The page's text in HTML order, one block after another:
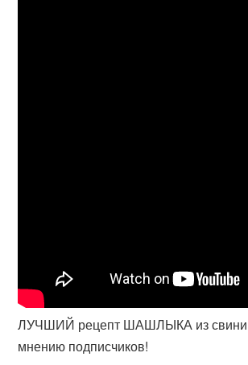
ЛУЧШИЙ рецепт ШАШЛЫКА из
мнению подписчиков!